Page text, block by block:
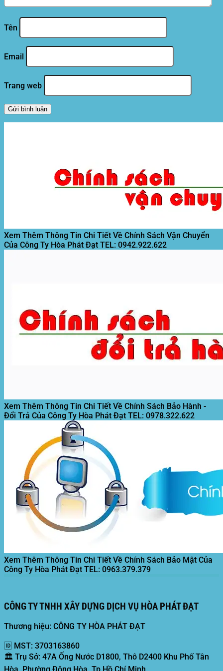
Tên
Email
Trang web
Xem Thêm Thông Tin Chi Tiết Về Chính Sách Vận Chuyển
Của Công Ty Hòa Phát Đạt TEL: 0942.922.622
Xem Thêm Thông Tin Chi Tiết Về Chính Sách Bảo Hành -
Đổi Trả Của Công Ty Hòa Phát Đạt TEL: 0978.322.622
Xem Thêm Thông Tin Chi Tiết Về Chính Sách Bảo Mật Của
Công Ty Hòa Phát Đạt TEL: 0963.379.379
CÔNG TY TNHH XÂY DỰNG DỊCH VỤ HÒA PHÁT ĐẠT
Thương hiệu: CÔNG TY HÒA PHÁT ĐẠT
🆔 MST: 3703163860
🏛️ Trụ Sở: 47A Ống Nước D1800, Thô D2400 Khu Phố Tân
Hòa, Phường Đông Hòa, Tp Hồ Chí Minh